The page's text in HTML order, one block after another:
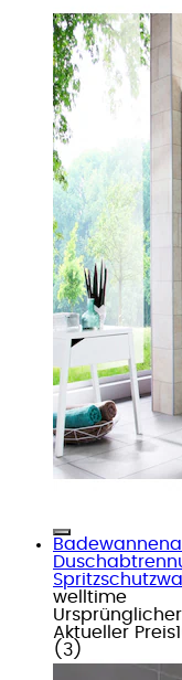
welltime
Aktueller Preis
( 3 )